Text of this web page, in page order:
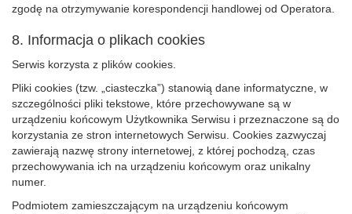
zgodę na otrzymywanie korespondencji handlowej od Operatora.
8. Informacja o plikach cookies
Serwis korzysta z plików cookies.
Pliki cookies (tzw. „ciasteczka”) stanowią dane informatyczne, w
szczególności pliki tekstowe, które przechowywane są w
urządzeniu końcowym Użytkownika Serwisu i przeznaczone są do
korzystania ze stron internetowych Serwisu. Cookies zazwyczaj
zawierają nazwę strony internetowej, z której pochodzą, czas
przechowywania ich na urządzeniu końcowym oraz unikalny
numer.
Podmiotem zamieszczającym na urządzeniu końcowym